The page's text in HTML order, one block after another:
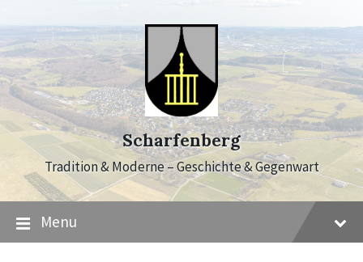
content
main
navigation
footer
Scharfenberg
Tradition & Moderne – Geschichte & Gegenwart
Menu